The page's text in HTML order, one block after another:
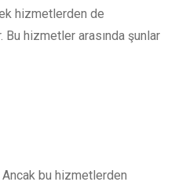
hizmetlerden de
Bu hizmetler arasında şunlar
bu hizmetlerden